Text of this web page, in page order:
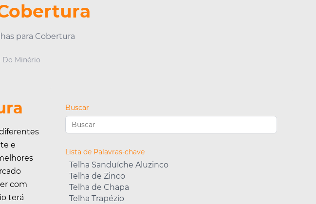
para Cobertura
Do Minério
e
com
terá
Buscar
Lista de Palavras-chave
Telha Sanduíche Aluzinco
Telha de Zinco
Telha de Chapa
Telha Trapézio